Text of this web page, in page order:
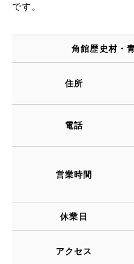
です。
角館歴史村・
住所
電話
営業時間
休業日
アクセス